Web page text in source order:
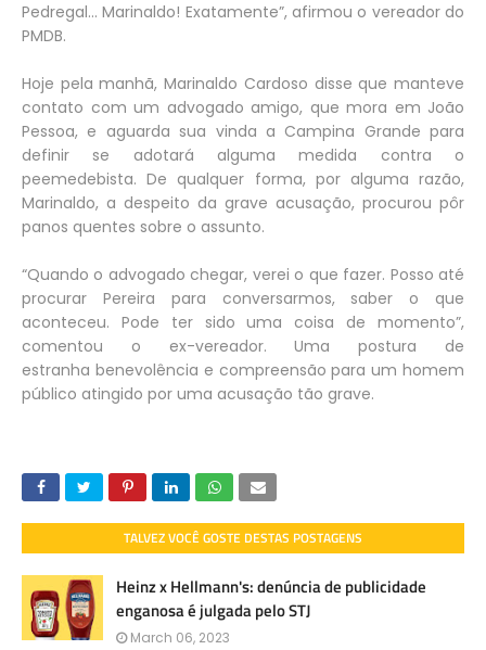
Pedregal... Marinaldo! Exatamente”, afirmou o vereador do
PMDB.
Hoje pela manhã, Marinaldo Cardoso disse que manteve
contato com um advogado amigo, que mora em João
Pessoa, e aguarda sua vinda a Campina Grande para
definir se adotará alguma medida contra o
peemedebista. De qualquer forma, por alguma razão,
Marinaldo, a despeito da grave acusação, procurou pôr
panos quentes sobre o assunto.
“Quando o advogado chegar, verei o que fazer. Posso até
procurar Pereira para conversarmos, saber o que
aconteceu. Pode ter sido uma coisa de momento”,
comentou o ex-vereador. Uma postura de
estranha benevolência e compreensão para um homem
público atingido por uma acusação tão grave.
TALVEZ VOCÊ GOSTE DESTAS POSTAGENS
Heinz x Hellmann's: denúncia de publicidade
enganosa é julgada pelo STJ
March 06, 2023